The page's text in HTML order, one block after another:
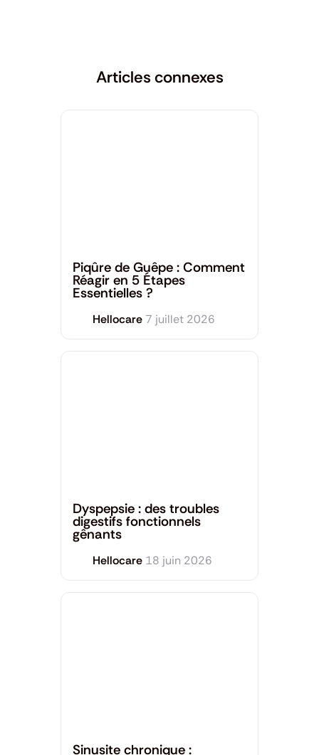
Articles connexes
Piqûre de Guêpe : Comment
Réagir en 5 Étapes
Essentielles ?
Hellocare 7 juillet 2026
Dyspepsie : des troubles
digestifs fonctionnels
gênants
Hellocare 18 juin 2026
Sinusite chronique :